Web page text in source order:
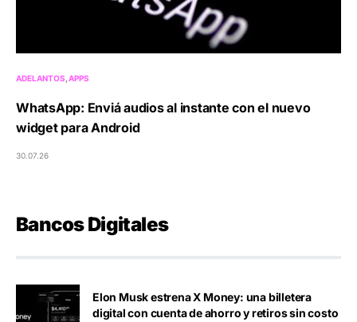
ADELANTOS APPS
WhatsApp: Enviá audios al instante con el nuevo
widget para Android
30.07.26
Bancos Digitales
Elon Musk estrena X Money: una billetera
digital con cuenta de ahorro y retiros sin costo